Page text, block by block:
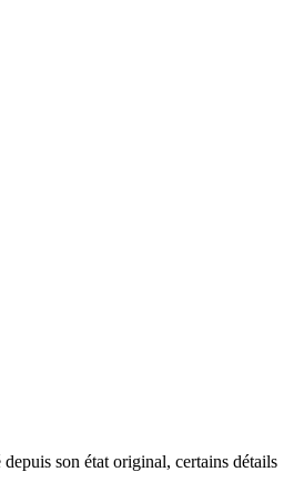
son état original, certains détails